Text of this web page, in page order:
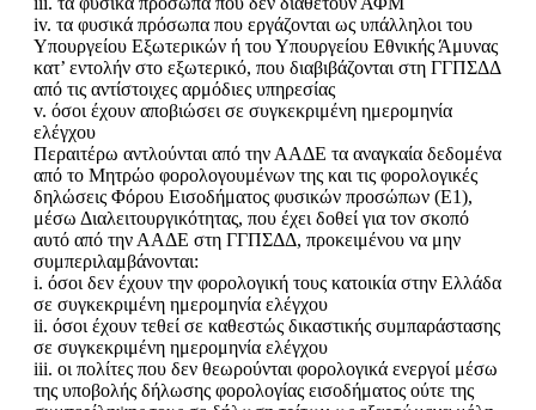
iv. τα φυσικά πρόσωπα που εργάζονται ως υπάλληλοι του
Υπουργείου Εξωτερικών ή του Υπουργείου Εθνικής Άμυνας
κατ’ εντολήν στο εξωτερικό, που διαβιβάζονται στη ΓΓΠΣΔΔ
από τις αντίστοιχες αρμόδιες υπηρεσίας
v. όσοι έχουν αποβιώσει σε συγκεκριμένη ημερομηνία
ελέγχου
Περαιτέρω αντλούνται από την ΑΑΔΕ τα αναγκαία δεδομένα
από το Μητρώο φορολογουμένων της και τις φορολογικές
δηλώσεις Φόρου Εισοδήματος φυσικών προσώπων (Ε1),
μέσω Διαλειτουργικότητας, που έχει δοθεί για τον σκοπό
αυτό από την ΑΑΔΕ στη ΓΓΠΣΔΔ, προκειμένου να μην
συμπεριλαμβάνονται:
i. όσοι δεν έχουν την φορολογική τους κατοικία στην Ελλάδα
σε συγκεκριμένη ημερομηνία ελέγχου
ii. όσοι έχουν τεθεί σε καθεστώς δικαστικής συμπαράστασης
σε συγκεκριμένη ημερομηνία ελέγχου
iii. οι πολίτες που δεν θεωρούνται φορολογικά ενεργοί μέσω
της υποβολής δήλωσης φορολογίας εισοδήματος ούτε της